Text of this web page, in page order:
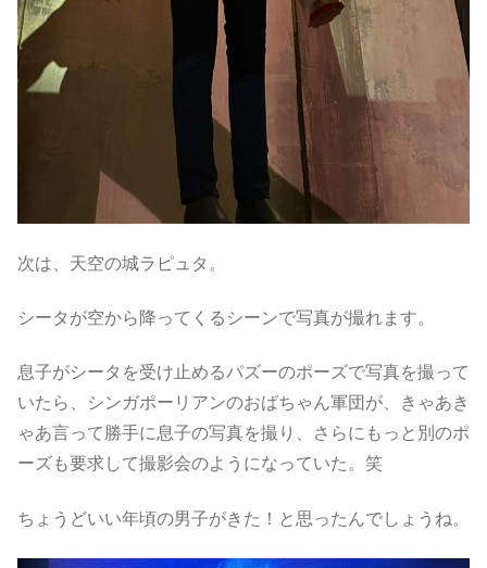
次は、天空の城ラピュタ。
シータが空から降ってくるシーンで写真が撮れます。
息子がシータを受け止めるパズーのポーズで写真を撮って
いたら、シンガポーリアンのおばちゃん軍団が、きゃあき
ゃあ言って勝手に息子の写真を撮り、さらにもっと別のポ
ーズも要求して撮影会のようになっていた。笑
ちょうどいい年頃の男子がきた！と思ったんでしょうね。